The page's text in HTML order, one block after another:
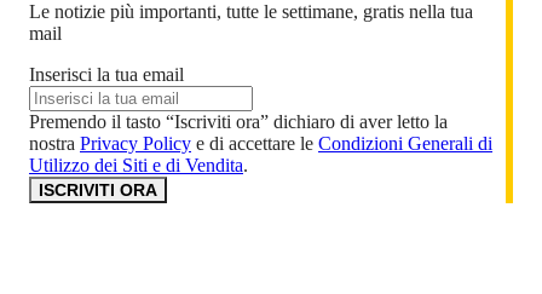
Le notizie più importanti, tutte le settimane, gratis nella tua
mail
Inserisci la tua email
Premendo il tasto “Iscriviti ora” dichiaro di aver letto la
nostra Privacy Policy e di accettare le Condizioni Generali di
Utilizzo dei Siti e di Vendita.
ISCRIVITI ORA